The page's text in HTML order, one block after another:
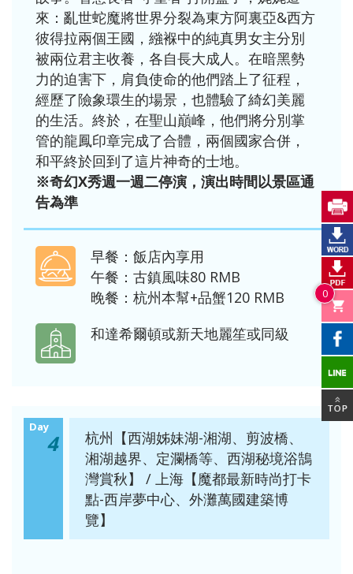
0
來：亂世蛇魔將世界分裂為東方阿裏亞&西方
彼得拉兩個王國，繈褓中的純真男女主分別
被兩位君主收養，各自長大成人。在暗黑勢
力的迫害下，肩負使命的他們踏上了征程，
經歷了險象環生的場景，也體驗了綺幻美麗
的生活。終於，在聖山巔峰，他們將分別掌
管的龍鳳印章完成了合體，兩個國家合併，
和平終於回到了這片神奇的士地。
※奇幻X秀週一週二停演，演出時間以景區通
告為準
早餐：飯店內享用
午餐：古鎮風味80 RMB
晚餐：杭州本幫+品蟹120 RMB
和達希爾頓或新天地麗笙或同級
Day
4
杭州【西湖姊妹湖-湘湖、剪波橋、
湘湖越界、定瀾橋等、西湖秘境浴鵠
灣賞秋】 / 上海【魔都最新時尚打卡
點-西岸夢中心、外灘萬國建築博
覽】